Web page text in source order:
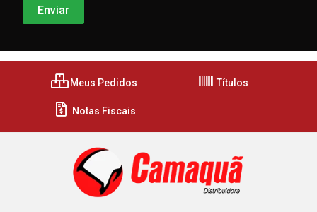
Meus Pedidos Títulos
Notas Fiscais